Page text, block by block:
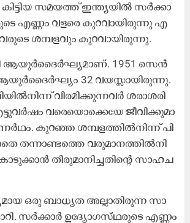
കി​ട്ടി​യ സ​മ​യ​ത്ത് ഇ​ന്ത്യ​യി​ൽ സ​ർ​ക്കാ​
എ​ണ്ണം വ​ള​രെ കു​റ​വാ​യി​രു​ന്നു എ​
ശ​മ്പ​ള​വും കു​റ​വാ​യി​രു​ന്നു.
ആ​യു​ർ​ദൈ​ർ​ഘ്യ​മാ​ണ്. 1951 സെ​ൻ​
32 വ​യ​സ്സാ​യി​രു​ന്നു.
വി​ര​മി​ക്കു​ന്ന​വ​ർ ശ​രാ​ശ​രി
വ​രെ​യൊ​ക്കെ​യേ ജീ​വി​ക്കു​മാ​
കു​റ​ഞ്ഞ ശ​മ്പ​ള​ത്തി​ൽ​നി​ന്ന്​ പി​
ത​ന്നാ​ണ്ട​ത്തെ വ​രു​മാ​ന​ത്തി​ൽ​നി​
തീ​രു​മാ​നി​ച്ച​തി​ന്റെ സാ​ഹ​ച​
ഒ​രു ബാ​ധ്യ​ത അ​ല്ലാ​തി​രു​ന്ന സാ​
സ​ർ​ക്കാ​ർ ഉ​ദ്യോ​ഗ​സ്​​ഥ​രു​ടെ എ​ണ്ണം